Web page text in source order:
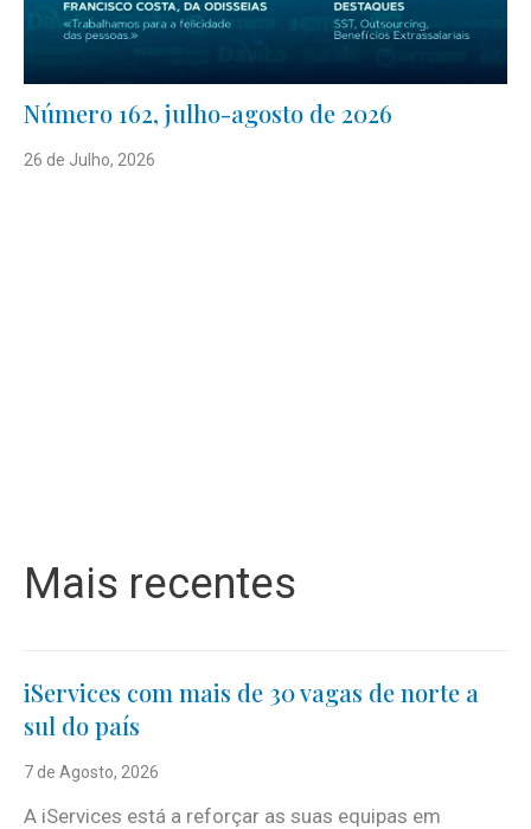
Número 162, julho-agosto de 2026
26 de Julho, 2026
Mais recentes
iServices com mais de 30 vagas de norte a
sul do país
7 de Agosto, 2026
A iServices está a reforçar as suas equipas em